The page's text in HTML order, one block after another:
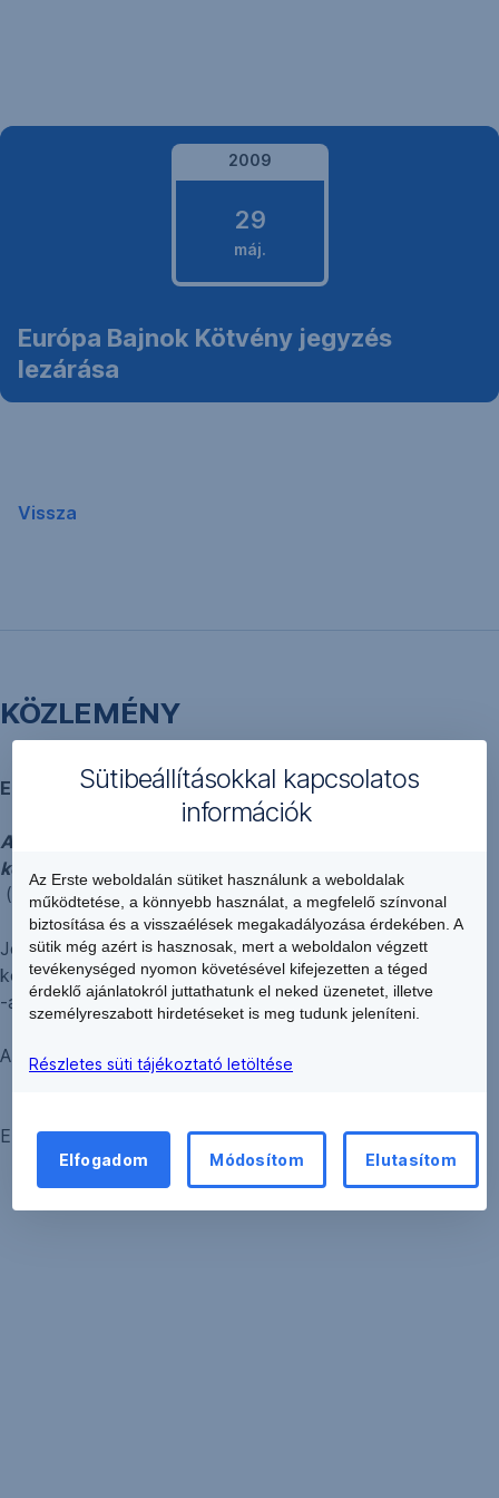
2009
29
máj.
2009.
május
Európa Bajnok Kötvény jegyzés
lezárása
Vissza
KÖZLEMÉNY
Európa Bajnok Kötvény
Az ERSTE 2008-2009. évi 100.000.000.000,- Ft
keretösszegű Kötvényprogramja keretében
(ISIN:HU0000343793)
Jelen Közlemény célja, hogy tájékoztatást nyújtson fenti
kötvény lezárulásáról. A jegyzési időszak 2009. május 28
-án lezárult.
A teljes lejegyzett mennyiség 500 000 000 HUF.
ERSTE BANK HUNGARY NYRT.
Sütibeállításokkal kapcsolatos
információk
Az Erste weboldalán sütiket használunk a weboldalak
működtetése, a könnyebb használat, a megfelelő színvonal
biztosítása és a visszaélések megakadályozása érdekében. A
sütik még azért is hasznosak, mert a weboldalon végzett
tevékenységed nyomon követésével kifejezetten a téged
érdeklő ajánlatokról juttathatunk el neked üzenetet, illetve
személyreszabott hirdetéseket is meg tudunk jeleníteni.
Részletes süti tájékoztató letöltése
Elfogadom Módosítom Elutasítom